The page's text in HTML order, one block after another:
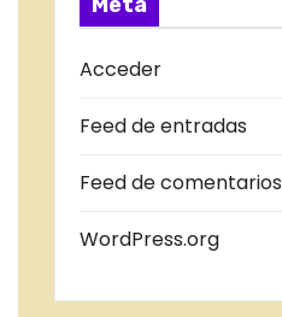
D
A
D
B
O
Acceder
Feed de entradas
Feed de comentarios
WordPress.org